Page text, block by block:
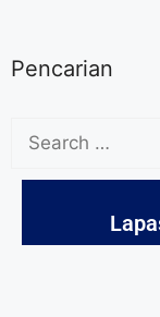
Pencarian